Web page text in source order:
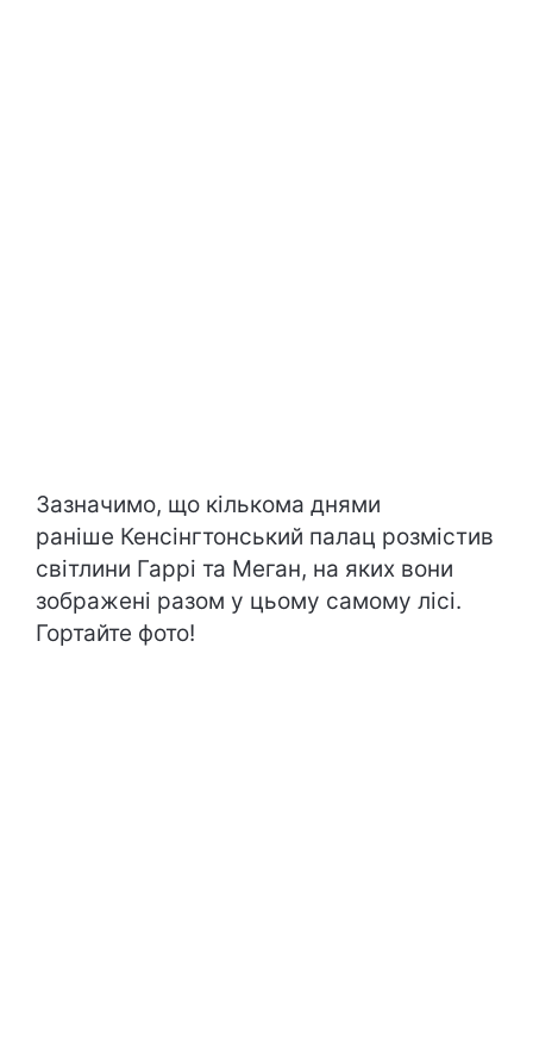
Зазначимо, що кількома днями
раніше Кенсінгтонський палац розмістив
світлини Гаррі та Меган, на яких вони
зображені разом у цьому самому лісі.
Гортайте фото!